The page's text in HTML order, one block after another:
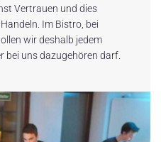
Vertrauen und dies
Im Bistro, bei
wir deshalb jedem
bei uns dazugehören darf.